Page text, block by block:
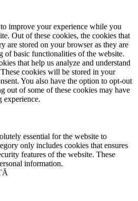
improve your experience while you
Out of these cookies, the cookies that
are stored on your browser as they are
of basic functionalities of the website.
that help us analyze and understand
cookies will be stored in your
You also have the option to opt-out
out of some of these cookies may have
experience.
essential for the website to
only includes cookies that ensures
features of the website. These
information.